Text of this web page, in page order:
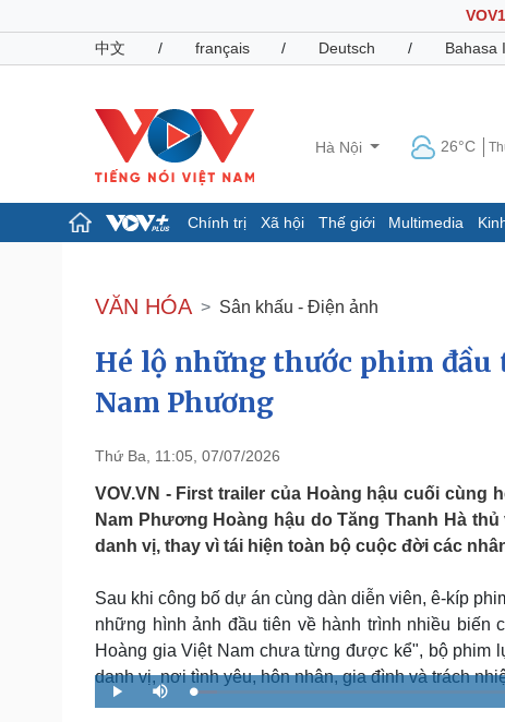
VOV1
中文
/ français / Deutsch / Bahasa
Hà Nội 26°C
Chính trị Xã hội Thế giới Multimedia
Đảng
Tổ chức nhân sự
Nhận diện sự thật
Tin 24h
Dự báo thời tiết
Dấu ấn VOV
Pháp luật
Tin nóng
Tư vấn luật
Việt Nam
Phân tích
Sức khỏe
Dinh dưỡng - món ngon
Cây thuốc
Sản phụ khoa
Nhi khoa
Đời sống
Nhà đẹp
Blog
Tình yêu - Gia đình
VĂN HÓA Sân khấu - Điện ảnh
Hé lộ những thước phim đầu
Nam Phương
Thứ Ba, 11:05, 07/07/2026
VOV.VN - First trailer của Hoàng hậu cuối
Nam Phương Hoàng hậu do Tăng Thanh Hà
danh vị, thay vì tái hiện toàn bộ cuộc đời các
Sau khi công bố dự án cùng dàn diễn viên, ê-kíp
những hình ảnh đầu tiên về hành trình nhiều biến
Hoàng gia Việt Nam chưa từng được kể", bộ phim
danh vị, nơi tình yêu, hôn nhân, gia đình và trách
P
l
M
u
L
o